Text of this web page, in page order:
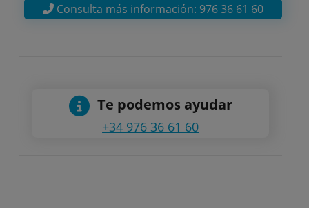
Te podemos ayudar
+34 976 36 61 60
Consulta más información: 976 36 61 60